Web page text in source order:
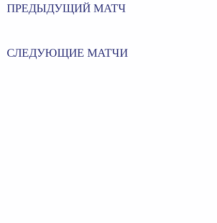
ПРЕДЫДУЩИЙ МАТЧ
СЛЕДУЮЩИЕ МАТЧИ